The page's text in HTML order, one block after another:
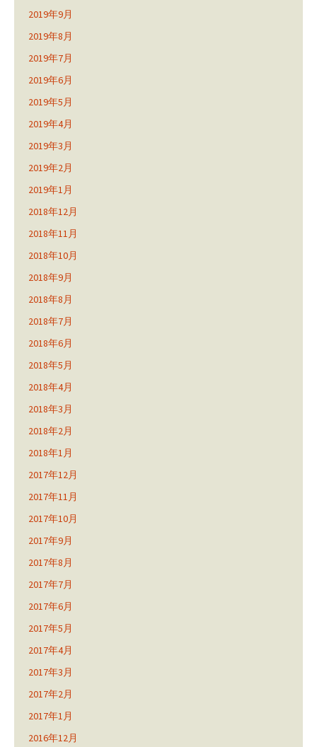
2019年9月
2019年8月
2019年7月
2019年6月
2019年5月
2019年4月
2019年3月
2019年2月
2019年1月
2018年12月
2018年11月
2018年10月
2018年9月
2018年8月
2018年7月
2018年6月
2018年5月
2018年4月
2018年3月
2018年2月
2018年1月
2017年12月
2017年11月
2017年10月
2017年9月
2017年8月
2017年7月
2017年6月
2017年5月
2017年4月
2017年3月
2017年2月
2017年1月
2016年12月